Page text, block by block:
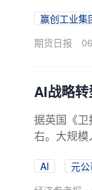
赢创工业集
期货日报
AI战略
据英国《卫
右。大规
AI 元公